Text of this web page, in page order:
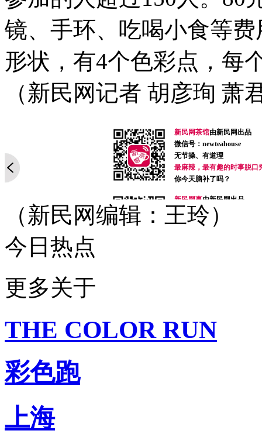
镜、手环、吃喝小食等
形状，有4个色彩点，每
（新民网记者 胡彦珣 萧
新民网茶馆由新民网出品
微信号：newteahouse
无节操、有道理
最麻辣，最有趣的时事脱口
你今天脑补了吗？
新民网事由新民网出品
微信号：xinminwangshi
突发事、新鲜事、有趣事
（新民网编辑：王玲）
今日热点
更多关于
THE COLOR RUN
彩色跑
上海